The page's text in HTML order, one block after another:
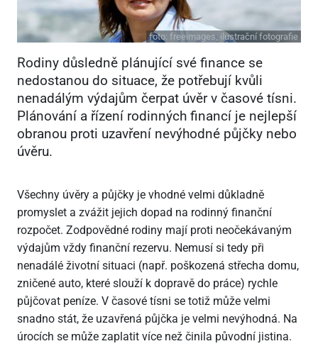
foto: freeimages, ilustrační fotografie
Rodiny důsledně plánující své finance se
nedostanou do situace, že potřebují kvůli
nenadálým výdajům čerpat úvěr v časové tísni.
Plánování a řízení rodinných financí je nejlepší
obranou proti uzavření nevýhodné půjčky nebo
úvěru.
Všechny úvěry a půjčky je vhodné velmi důkladně
promyslet a zvážit jejich dopad na rodinný finanční
rozpočet. Zodpovědné rodiny mají proti neočekávaným
výdajům vždy finanční rezervu. Nemusí si tedy při
nenadálé životní situaci (např. poškozená střecha domu,
zničené auto, které slouží k dopravě do práce) rychle
půjčovat peníze. V časové tísni se totiž může velmi
snadno stát, že uzavřená půjčka je velmi nevýhodná. Na
úrocích se může zaplatit více než činila původní jistina.